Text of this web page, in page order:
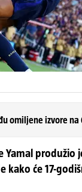
omiljene izvore na
Yamal produžio
kako će 17-